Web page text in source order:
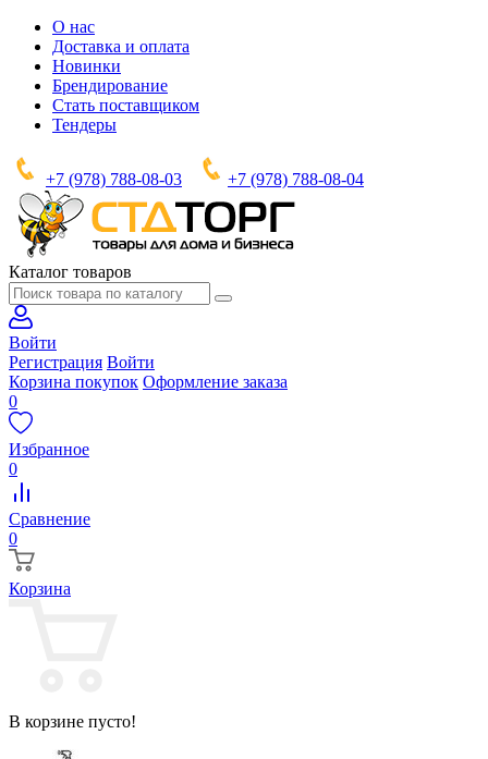
О нас
Доставка и оплата
Новинки
Брендирование
Стать поставщиком
Тендеры
+7 (978) 788-08-03 +7 (978) 788-08-04
Каталог товаров
Войти
Регистрация Войти
Корзина покупок Оформление заказа
0
Избранное
0
Сравнение
0
Корзина
В корзине пусто!